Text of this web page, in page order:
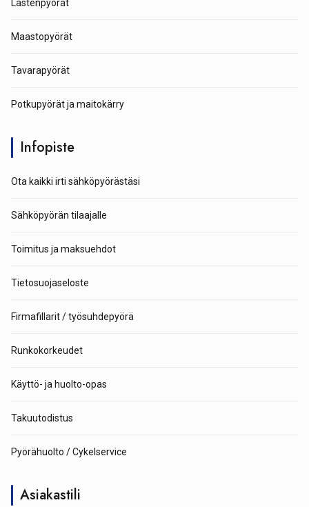
Lastenpyörät
Maastopyörät
Tavarapyörät
Potkupyörät ja maitokärry
Infopiste
Ota kaikki irti sähköpyörästäsi
Sähköpyörän tilaajalle
Toimitus ja maksuehdot
Tietosuojaseloste
Firmafillarit / työsuhdepyörä
Runkokorkeudet
Käyttö- ja huolto-opas
Takuutodistus
Pyörähuolto / Cykelservice
Asiakastili